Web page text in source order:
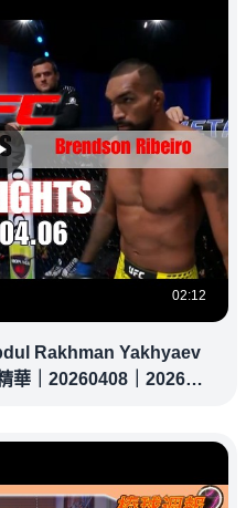
02:12
Rakhman Yakhyaev
華｜20260408｜2026